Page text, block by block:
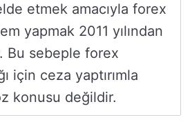
etmek amacıyla forex
yapmak 2011 yılından
Bu sebeple forex
için ceza yaptırımla
konusu değildir.